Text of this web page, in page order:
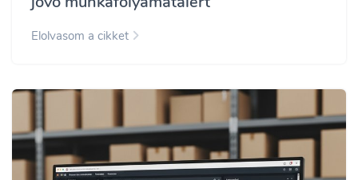
Elolvasom a cikket